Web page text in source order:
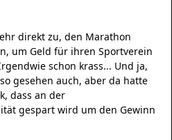
direkt zu, den Marathon
um Geld für ihren Sportverein
schon krass... Und ja,
gesehen auch, aber da hatte
dass an der
gespart wird um den Gewinn